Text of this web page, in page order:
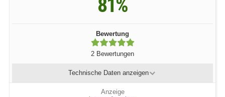
81%
Bewertung
2 Bewertungen
Technische Daten anzeigen